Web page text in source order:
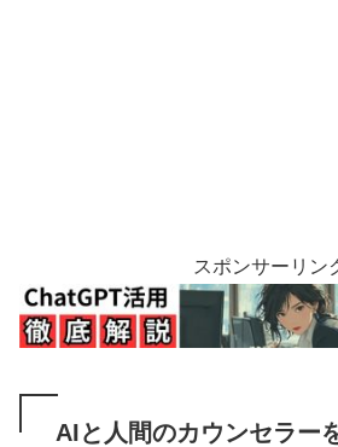
スポンサーリン
AIと人間のカウンセラー